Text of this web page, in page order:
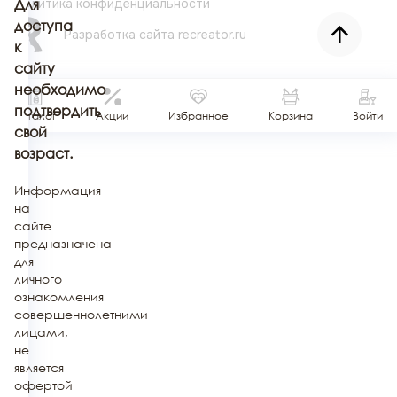
Политика конфиденциальности
Разработка сайта recreator.ru
Каталог Акции Избранное Корзина Войти
Для
доступа
к
сайту
необходимо
подтвердить
свой
возраст.
Информация
на
сайте
предназначена
для
личного
ознакомления
совершеннолетними
лицами,
не
является
офертой